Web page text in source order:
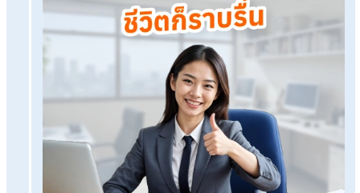
แจกของรางวัลปีใหม่ให้พนักงานภาษี